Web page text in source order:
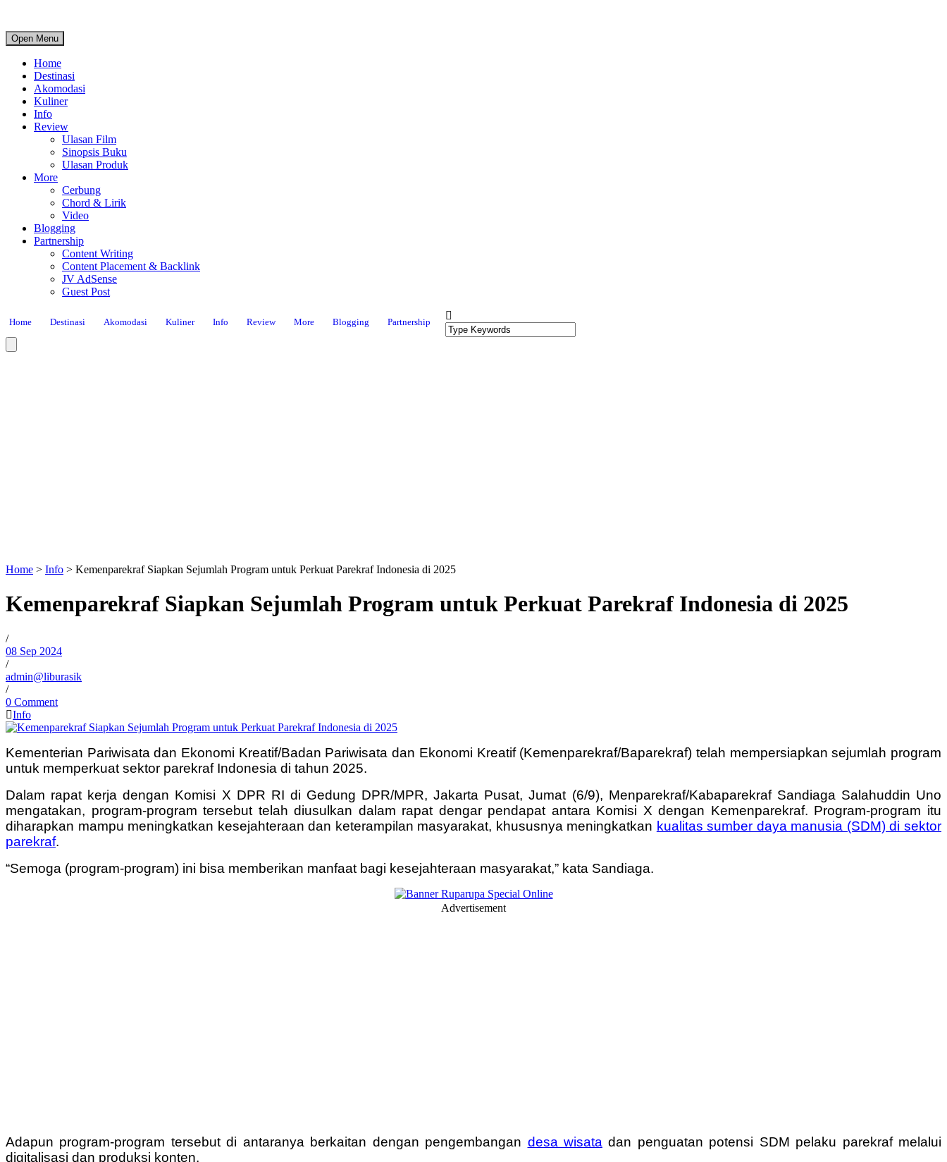
Open Menu
Home
Destinasi
Akomodasi
Kuliner
Info
Review
Ulasan Film
Sinopsis Buku
Ulasan Produk
More
Cerbung
Chord & Lirik
Video
Blogging
Partnership
Content Writing
Content Placement & Backlink
JV AdSense
Guest Post
Home Destinasi Akomodasi Kuliner Info Review More Blogging Partnership
Home > Info > Kemenparekraf Siapkan Sejumlah Program untuk Perkuat Parekraf Indonesia di 2025
Kemenparekraf Siapkan Sejumlah Program untuk Perkuat Parekraf Indonesia di 2025
/
08 Sep 2024
/
admin@liburasik
/
0 Comment
Info
Kementerian Pariwisata dan Ekonomi Kreatif/Badan Pariwisata dan Ekonomi Kreatif (Kemenparekraf/Baparekraf) telah mempersiapkan sejumlah program
untuk memperkuat sektor parekraf Indonesia di tahun 2025.
Dalam rapat kerja dengan Komisi X DPR RI di Gedung DPR/MPR, Jakarta Pusat, Jumat (6/9), Menparekraf/Kabaparekraf Sandiaga Salahuddin Uno
mengatakan, program-program tersebut telah diusulkan dalam rapat dengar pendapat antara Komisi X dengan Kemenparekraf. Program-program itu
diharapkan mampu meningkatkan kesejahteraan dan keterampilan masyarakat, khususnya meningkatkan kualitas sumber daya manusia (SDM) di sektor
parekraf.
“Semoga (program-program) ini bisa memberikan manfaat bagi kesejahteraan masyarakat,” kata Sandiaga.
Advertisement
Adapun program-program tersebut di antaranya berkaitan dengan pengembangan desa wisata dan penguatan potensi SDM pelaku parekraf melalui
digitalisasi dan produksi konten.